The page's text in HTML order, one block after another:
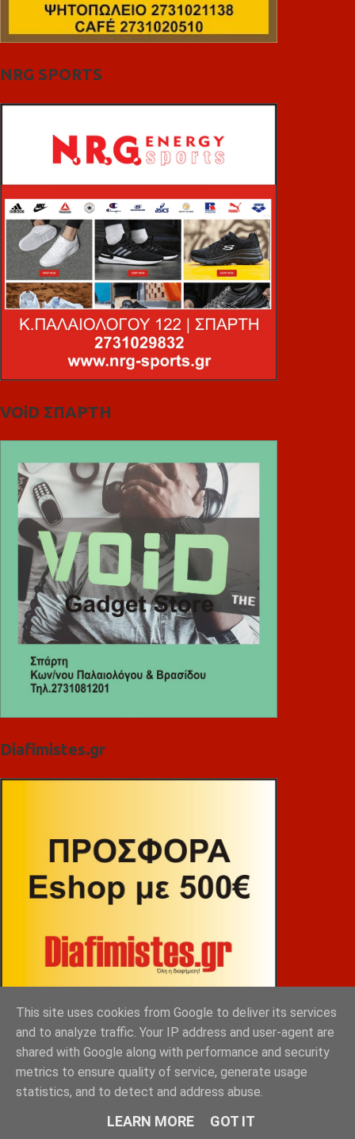
NRG SPORTS
VOiD ΣΠΑΡΤΗ
Diafimistes.gr
ΒΕΚΡΑΚΟΣ
This site uses cookies from Google to deliver its services
and to analyze traffic. Your IP address and user-agent are
shared with Google along with performance and security
metrics to ensure quality of service, generate usage
statistics, and to detect and address abuse.
LEARN MORE GOT IT